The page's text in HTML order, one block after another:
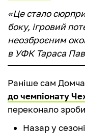
«Це стало
боку, ігровий
неозброєним
в УФК Тараса
Раніше сам
до чемпіонату
переконало
Назар у